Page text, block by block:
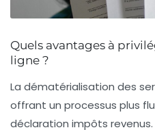
Quels avantages à
ligne ?
La dématérialisation des
offrant un processus plus
déclaration impôts revenus.